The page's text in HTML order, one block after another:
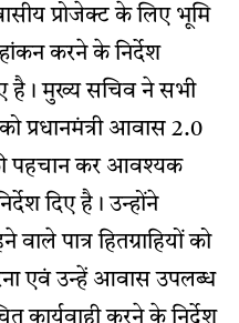
प्रोजेक्ट के लिए भूमि
करने के निर्देश
है। मुख्य सचिव ने सभी
प्रधानमंत्री आवास 2.0
पहचान कर आवश्यक
दिए है। उन्होंने
पात्र हितग्राहियों को
एवं उन्हें आवास उपलब्ध
कार्यवाही करने के निर्देश